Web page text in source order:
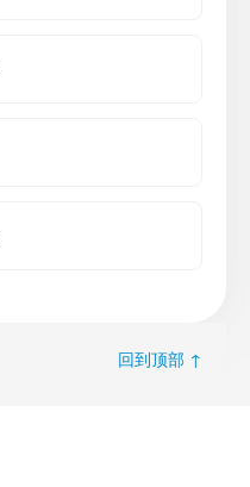
回到顶部 ↑